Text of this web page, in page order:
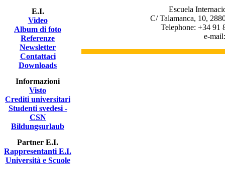
E.I.
Video
Album di foto
Referenze
Newsletter
Contattaci
Downloads
Informazioni
Visto
Crediti universitari
Studenti svedesi -
CSN
Bildungsurlaub
Partner E.I.
Rappresentanti E.I.
Università e Scuole
Escuela
C/ Talamanca, 10,
Telephone: +34 91
e-